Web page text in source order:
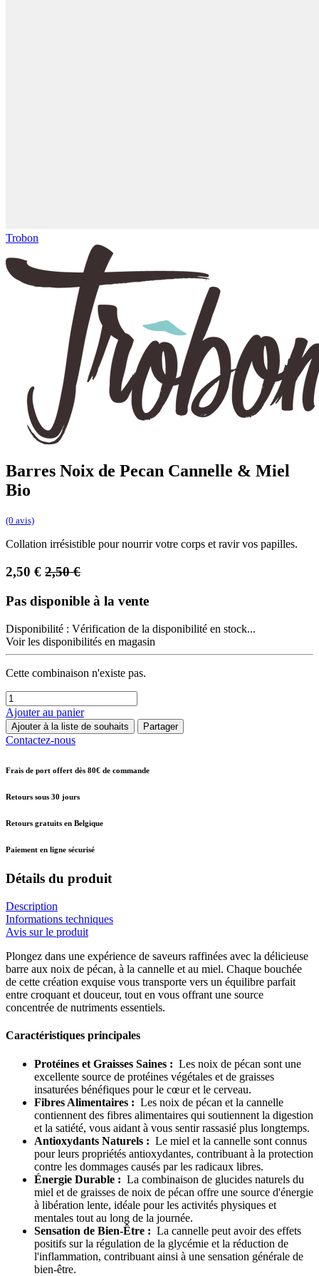
Trobon
Barres Noix de Pecan Cannelle & Miel
Bio
(0 avis)
Collation irrésistible pour nourrir votre corps et ravir vos papilles.
2,50 € 2,50€
Pas disponible à la vente
Disponibilité : Vérification de la disponibilité en stock...
Voir les disponibilités en magasin
Cette combinaison n'existe pas.
Ajouter au panier
Ajouter à la liste de souhaits Partager
Contactez-nous
Frais de port offert dès 80€ de commande
Retours sous 30 jours
Retours gratuits en Belgique
Paiement en ligne sécurisé
Détails du produit
Description
Informations techniques
Avis sur le produit
Plongez dans une expérience de saveurs raffinées avec la délicieuse
barre aux noix de pécan, à la cannelle et au miel. Chaque bouchée
de cette création exquise vous transporte vers un équilibre parfait
entre croquant et douceur, tout en vous offrant une source
concentrée de nutriments essentiels.
Caractéristiques principales
Protéines et Graisses Saines : Les noix de pécan sont une
excellente source de protéines végétales et de graisses
insaturées bénéfiques pour le cœur et le cerveau.
Fibres Alimentaires : Les noix de pécan et la cannelle
contiennent des fibres alimentaires qui soutiennent la digestion
et la satiété, vous aidant à vous sentir rassasié plus longtemps.
Antioxydants Naturels : Le miel et la cannelle sont connus
pour leurs propriétés antioxydantes, contribuant à la protection
contre les dommages causés par les radicaux libres.
Énergie Durable : La combinaison de glucides naturels du
miel et de graisses de noix de pécan offre une source d'énergie
à libération lente, idéale pour les activités physiques et
mentales tout au long de la journée.
Sensation de Bien-Être : La cannelle peut avoir des effets
positifs sur la régulation de la glycémie et la réduction de
l'inflammation, contribuant ainsi à une sensation générale de
bien-être.